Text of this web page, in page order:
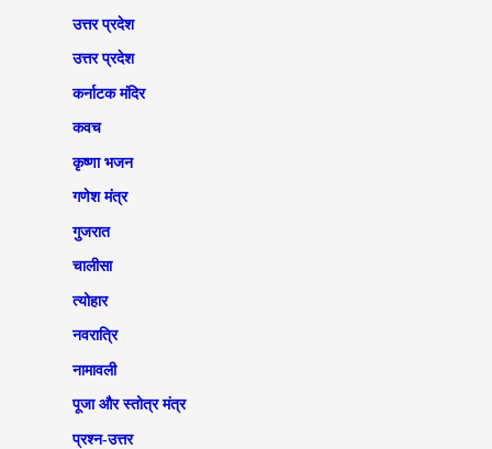
उत्तर प्रदेश
उत्तर प्रदेश
कर्नाटक मंदिर
कवच
कृष्णा भजन
गणेश मंत्र
गुजरात
चालीसा
त्योहार
नवरात्रि
नामावली
पूजा और स्तोत्र मंत्र
प्रश्न-उत्तर